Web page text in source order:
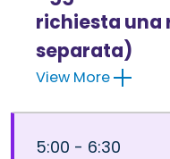
richiesta una
separata)
View More
5:00 - 6:30